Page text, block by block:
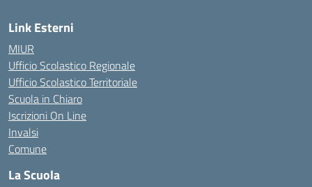
Link Esterni
MIUR
Ufficio Scolastico Regionale
Ufficio Scolastico Territoriale
Scuola in Chiaro
Iscrizioni On Line
Invalsi
Comune
La Scuola